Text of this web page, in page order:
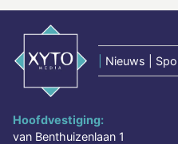
Nieuws |
Hoofdvestiging:
van Benthuizenlaan 1